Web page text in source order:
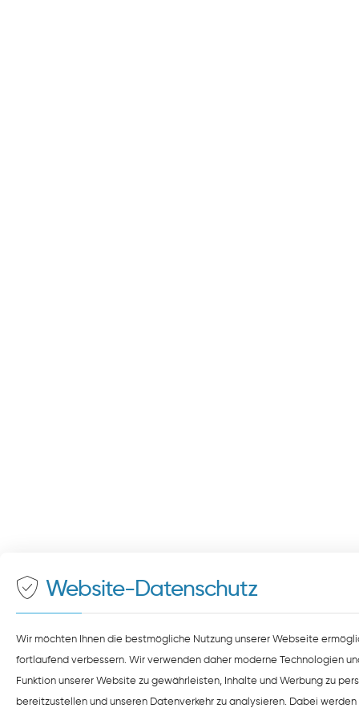
Website-Datenschutz
Wir möchten Ihnen die bestmögliche Nutzung unserer Webseite
fortlaufend verbessern. Wir verwenden daher moderne Technologien
Funktion unserer Website zu gewährleisten, Inhalte und Werbung zu
bereitzustellen und unseren Datenverkehr zu analysieren. Dabei